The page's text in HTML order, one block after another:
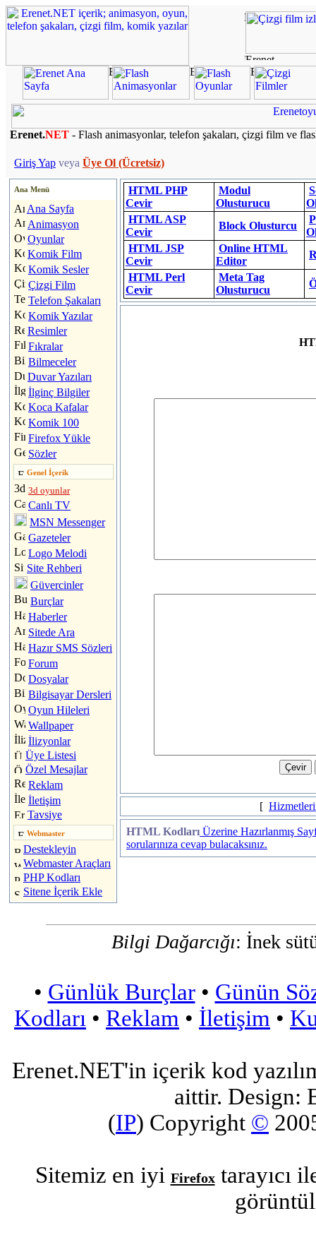
Erenet.NET - Flash animasyonlar, telefon şakaları, çizgi film ve
Giriş Yap veya Üye Ol (Ücretsiz)
Ana Menü
Ana Sayfa
Animasyon
Oyunlar
Komik Film
Komik Sesler
Çizgi Film
Telefon Şakaları
Komik Yazılar
Resimler
Fıkralar
Bilmeceler
Duvar Yazıları
İlginç Bilgiler
Koca Kafalar
Komik 100
Firefox Yükle
Sözler
Genel İçerik
3d oyunlar
Canlı TV
MSN Messenger
Gazeteler
Logo Melodi
Site Rehberi
Güvercinler
Burçlar
Haberler
Sitede Ara
Hazır SMS Sözleri
Forum
Dosyalar
Bilgisayar Dersleri
Oyun Hileleri
Wallpaper
İlizyonlar
Üye Listesi
Özel Mesajlar
Reklam
İletişim
Tavsiye
Webmaster
Destekleyin
Webmaster Araçları
PHP Kodları
Sitene İçerik Ekle
HTML PHP
Cevir
Modul
Olusturucu
HTML ASP
Cevir
Block Olusturcu
HTML JSP
Cevir
Online HTML
Editor
HTML Perl
Cevir
Meta Tag
Olusturucu
[
HTML Kodları Üzerine Hazırlanmış
sorularınıza cevap bulacaksınız.
Bilgi Dağarcığı: İnek
• Günlük Burçlar• Günün
Kodları • Reklam • İletişim •
Erenet.NET'in içerik kod
aittir. Design:
(IP) Copyright ©
Sitemiz en iyi Firefoxtarayıcı